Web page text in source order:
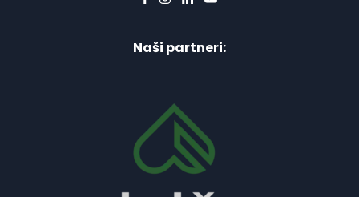
Naši partneri: